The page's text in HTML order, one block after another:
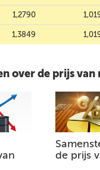
1,2790
1,3849
over de prijs van
de prijs